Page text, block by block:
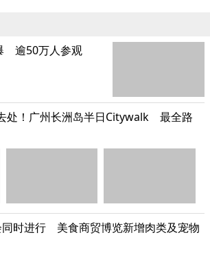
逾50万人参观
处！广州长洲岛半日Citywalk 最全路
时进行 美食商贸博览新增肉类及宠物